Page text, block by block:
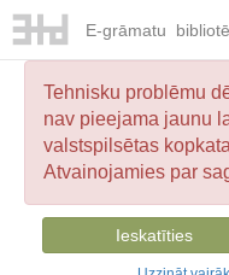
E-grāmatu
Tehnisku problēmu
nav pieejama jaunu
valstspilsētas
Atvainojamies par
Ieskatīties